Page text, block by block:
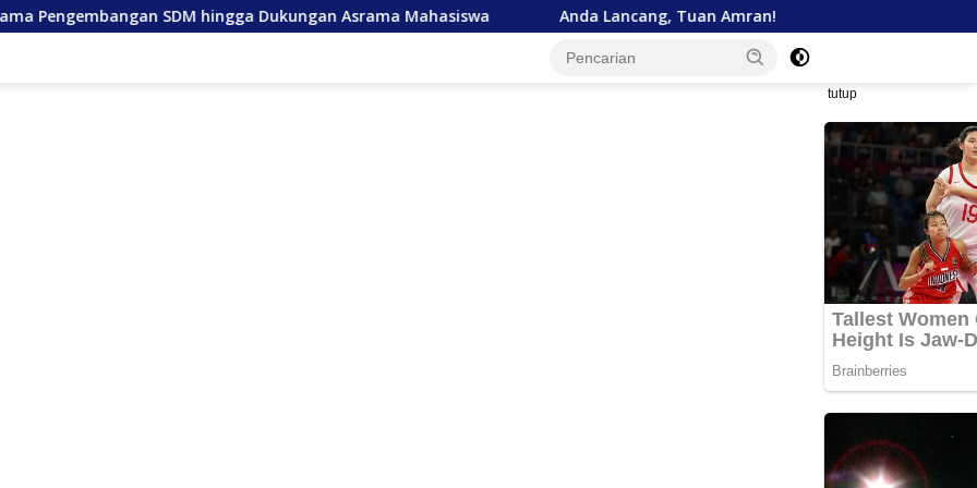
SDM hingga Dukungan Asrama Mahasiswa Anda Lancang, Tuan Amran! Bank Aceh Tegaskan Komitmen
tutup